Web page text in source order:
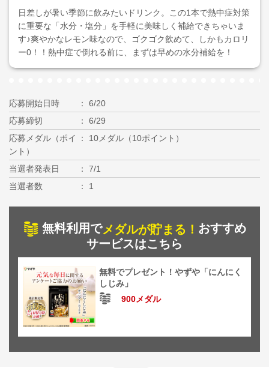
日差しが暑い季節に飲みたいドリンク。この1本で熱中症対策
に重要な「水分・塩分」を手軽に美味しく補給できちゃいま
す♪爽やかなレモン味なので、ゴクゴク飲めて、しかもカロリ
ー0！！熱中症で倒れる前に、まずは早めの水分補給を！
応募開始日時
6/20
応募締切
6/29
応募メダル（ポイ
ント）
10メダル（10ポイント）
当選者発表日
7/1
当選者数
1
無料利用でメダルが貯まる！ おすすめ
サービスはこちら
無料でプレゼント！やずや「にんにく
しじみ」
900メダル